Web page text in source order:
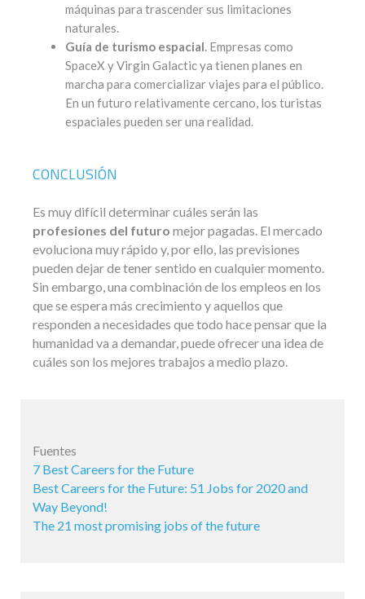
máquinas para trascender sus limitaciones
naturales.
Guía de turismo espacial. Empresas como
SpaceX y Virgin Galactic ya tienen planes en
marcha para comercializar viajes para el público.
En un futuro relativamente cercano, los turistas
espaciales pueden ser una realidad.
CONCLUSIÓN
Es muy difícil determinar cuáles serán las
profesiones del futuro mejor pagadas. El mercado
evoluciona muy rápido y, por ello, las previsiones
pueden dejar de tener sentido en cualquier momento.
Sin embargo, una combinación de los empleos en los
que se espera más crecimiento y aquellos que
responden a necesidades que todo hace pensar que la
humanidad va a demandar, puede ofrecer una idea de
cuáles son los mejores trabajos a medio plazo.
Fuentes
7 Best Careers for the Future
Best Careers for the Future: 51 Jobs for 2020 and
Way Beyond!
The 21 most promising jobs of the future